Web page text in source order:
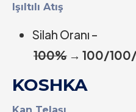
Işıltılı Atış
Silah Oranı –
100% → 100/
KOSHKA